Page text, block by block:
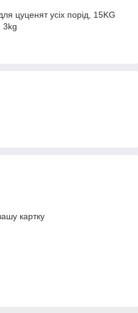
цуценят усіх порід, 15KG
3kg
картку